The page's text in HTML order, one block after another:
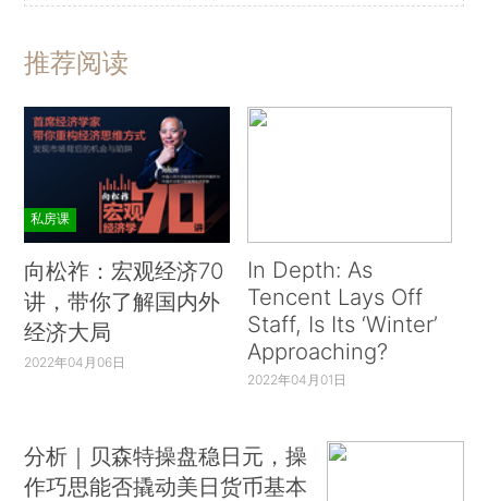
推荐阅读
私房课
向松祚：宏观经济70
讲，带你了解国内外
经济大局
2022年04月06日
In Depth: As
Tencent Lays Off
Staff, Is Its ‘Winter’
Approaching?
2022年04月01日
分析｜贝森特操盘稳日元，操
作巧思能否撬动美日货币基本